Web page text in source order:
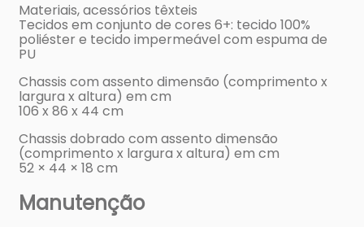
Materiais, acessórios têxteis
Tecidos em conjunto de cores 6+: tecido 100%
poliéster e tecido impermeável com espuma de
PU
Chassis com assento dimensão (comprimento x
largura x altura) em cm
106 x 86 x 44 cm
Chassis dobrado com assento dimensão
(comprimento x largura x altura) em cm
52 × 44 × 18 cm
Manutenção